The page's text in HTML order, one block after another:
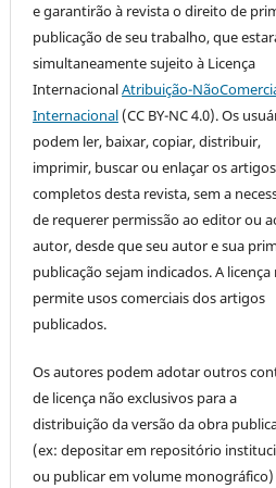
e garantirão à revista o direito de
publicação de seu trabalho, que
simultaneamente sujeito à Licença
InternacionalAtribuição-
Internacional (CC BY-NC 4.0). Os
podem ler, baixar, copiar, distribuir,
imprimir, buscar ou enlaçar os artigos
completos desta revista, sem a
de requerer permissão ao editor ou
autor, desde que seu autor e sua
publicação sejam indicados. A licença
permite usos comerciais dos artigos
publicados.
Os autores podem adotar outros
de licença não exclusivos para a
distribuição da versão da obra
(ex: depositar em repositório
ou publicar em volume monográfico)